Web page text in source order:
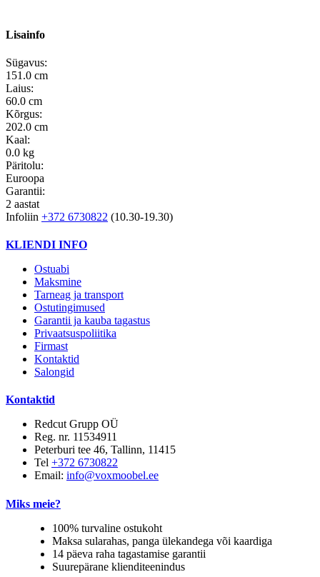
Lisainfo
Sügavus:
151.0 cm
Laius:
60.0 cm
Kõrgus:
202.0 cm
Kaal:
0.0 kg
Päritolu:
Euroopa
Garantii:
2 aastat
Infoliin +372 6730822 (10.30-19.30)
KLIENDI INFO
Ostuabi
Maksmine
Tarneag ja transport
Ostutingimused
Garantii ja kauba tagastus
Privaatsuspoliitika
Firmast
Kontaktid
Salongid
Kontaktid
Redcut Grupp OÜ
Reg. nr. 11534911
Peterburi tee 46, Tallinn, 11415
Tel +372 6730822
Email: info@voxmoobel.ee
Miks meie?
100% turvaline ostukoht
Maksa sularahas, panga ülekandega või kaardiga
14 päeva raha tagastamise garantii
Suurepärane klienditeenindus